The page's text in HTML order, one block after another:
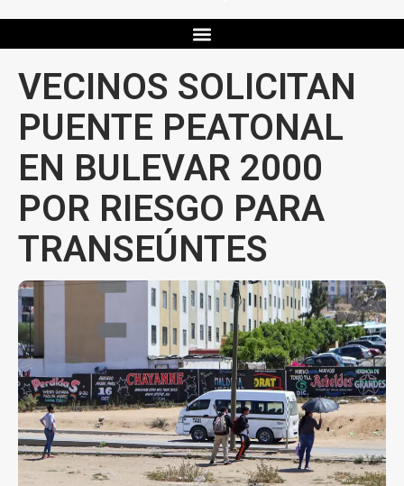
VECINOS SOLICITAN
PUENTE PEATONAL
EN BULEVAR 2000
POR RIESGO PARA
TRANSEÚNTES